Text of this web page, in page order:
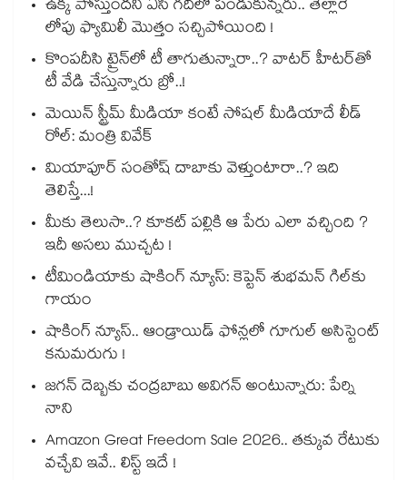
ఉక్క పోస్తుందని ఏసీ గదిలో పండుకున్నరు.. తెల్లారే
లోపు ఫ్యామిలీ మొత్తం సచ్చిపోయింది !
కొంపదీసి ట్రైన్⁬లో టీ తాగుతున్నారా..? వాటర్ హీటర్⁭⁭తో
టీ వేడి చేస్తున్నారు బ్రో..!
మెయిన్ స్ట్రీమ్ మీడియా కంటే సోషల్ మీడియాదే లీడ్
రోల్: మంత్రి వివేక్
మియాపూర్ సంతోష్ దాబాకు వెళ్తుంటారా..? ఇది
తెలిస్తే...!
మీకు తెలుసా..? కూకట్ పల్లికి ఆ పేరు ఎలా వచ్చింది ?
ఇదీ అసలు ముచ్చట !
టీమిండియాకు షాకింగ్ న్యూస్: కెప్టెన్ శుభమన్ గిల్‎కు
గాయం
షాకింగ్ న్యూస్.. ఆండ్రాయిడ్ ఫోన్లలో గూగుల్ అసిస్టెంట్
కనుమరుగు !
జగన్ దెబ్బకు చంద్రబాబు అవిగన్ అంటున్నారు: పేర్ని
నాని
Amazon Great Freedom Sale 2026.. తక్కువ రేటుకు
వచ్చేవి ఇవే.. లిస్ట్ ఇదే !